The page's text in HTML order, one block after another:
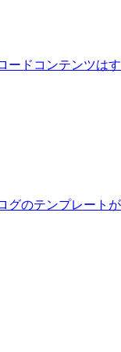
ードコンテンツは
グのテンプレート